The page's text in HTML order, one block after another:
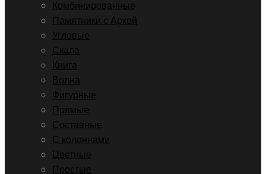
Комбинированные
Памятники с Аркой
Угловые
Скала
Книга
Волна
Фигурные
Прямые
Составные
С колоннами
Цветные
Простые